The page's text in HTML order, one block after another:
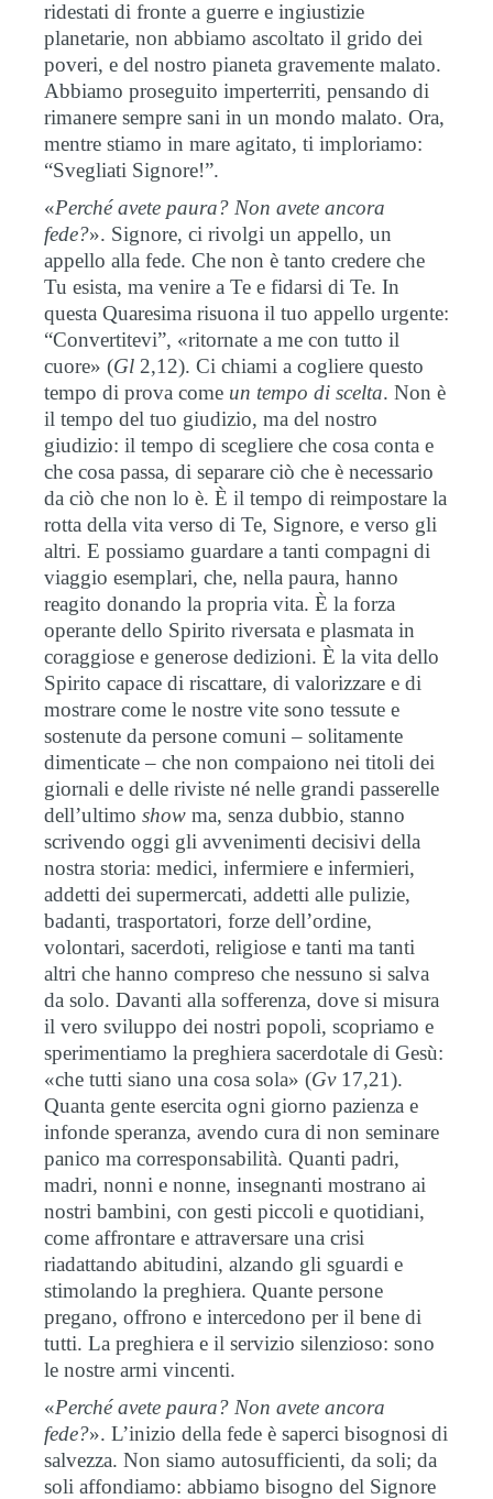
ridestati di fronte a guerre e ingiustizie
planetarie, non abbiamo ascoltato il grido dei
poveri, e del nostro pianeta gravemente malato.
Abbiamo proseguito imperterriti, pensando di
rimanere sempre sani in un mondo malato. Ora,
mentre stiamo in mare agitato, ti imploriamo:
“Svegliati Signore!”.
«Perché avete paura? Non avete ancora
fede?». Signore, ci rivolgi un appello, un
appello alla fede. Che non è tanto credere che
Tu esista, ma venire a Te e fidarsi di Te. In
questa Quaresima risuona il tuo appello urgente:
“Convertitevi”, «ritornate a me con tutto il
cuore» (Gl 2,12). Ci chiami a cogliere questo
tempo di prova come un tempo di scelta. Non è
il tempo del tuo giudizio, ma del nostro
giudizio: il tempo di scegliere che cosa conta e
che cosa passa, di separare ciò che è necessario
da ciò che non lo è. È il tempo di reimpostare la
rotta della vita verso di Te, Signore, e verso gli
altri. E possiamo guardare a tanti compagni di
viaggio esemplari, che, nella paura, hanno
reagito donando la propria vita. È la forza
operante dello Spirito riversata e plasmata in
coraggiose e generose dedizioni. È la vita dello
Spirito capace di riscattare, di valorizzare e di
mostrare come le nostre vite sono tessute e
sostenute da persone comuni – solitamente
dimenticate – che non compaiono nei titoli dei
giornali e delle riviste né nelle grandi passerelle
dell’ultimo show ma, senza dubbio, stanno
scrivendo oggi gli avvenimenti decisivi della
nostra storia: medici, infermiere e infermieri,
addetti dei supermercati, addetti alle pulizie,
badanti, trasportatori, forze dell’ordine,
volontari, sacerdoti, religiose e tanti ma tanti
altri che hanno compreso che nessuno si salva
da solo. Davanti alla sofferenza, dove si misura
il vero sviluppo dei nostri popoli, scopriamo e
sperimentiamo la preghiera sacerdotale di Gesù:
«che tutti siano una cosa sola» (Gv17,21).
Quanta gente esercita ogni giorno pazienza e
infonde speranza, avendo cura di non seminare
panico ma corresponsabilità. Quanti padri,
madri, nonni e nonne, insegnanti mostrano ai
nostri bambini, con gesti piccoli e quotidiani,
come affrontare e attraversare una crisi
riadattando abitudini, alzando gli sguardi e
stimolando la preghiera. Quante persone
pregano, offrono e intercedono per il bene di
tutti. La preghiera e il servizio silenzioso: sono
le nostre armi vincenti.
«Perché avete paura? Non avete ancora
fede?». L’inizio della fede è saperci bisognosi di
salvezza. Non siamo autosufficienti, da soli; da
soli affondiamo: abbiamo bisogno del Signore